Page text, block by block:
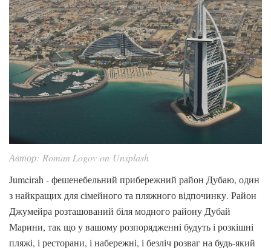
Автор: Roman Logov on Unsplash
Jumeirah - фешенебельний прибережний район Дубаю, один
з найкращих для сімейного та пляжного відпочинку. Район
Джумейра розташований біля модного району Дубай
Марини, так що у вашому розпорядженні будуть і розкішні
пляжі, і ресторани, і набережні, і безліч розваг на будь-який